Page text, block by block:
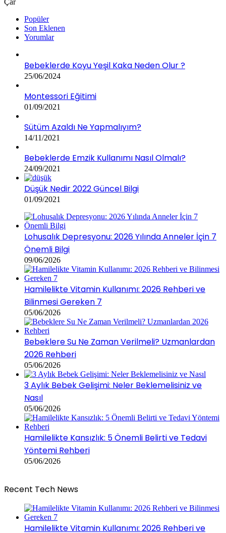
Popüler
Son Eklenen
Yorumlar
Bebeklerde Koyu Yeşil Kaka Neden Olur ?
25/06/2024
Montessori Eğitimi
01/09/2021
Sütüm Azaldı Ne Yapmalıyım?
14/11/2021
Bebeklerde Emzik Kullanımı Nasıl Olmalı?
24/09/2021
Düşük Nedir 2022 Güncel Bilgi
01/09/2021
Lohusalık Depresyonu: 2026 Yılında Anneler İçin 7
Önemli Bilgi
09/06/2026
Hamilelikte Vitamin Kullanımı: 2026 Rehberi ve
Bilinmesi Gereken 7
05/06/2026
Bebeklere Su Ne Zaman Verilmeli? Uzmanlardan
2026 Rehberi
05/06/2026
3 Aylık Bebek Gelişimi: Neler Beklemelisiniz ve
Nasıl
05/06/2026
Hamilelikte Kansızlık: 5 Önemli Belirti ve Tedavi
Yöntemi Rehberi
05/06/2026
Recent Tech News
Hamilelikte Vitamin Kullanımı: 2026 Rehberi ve